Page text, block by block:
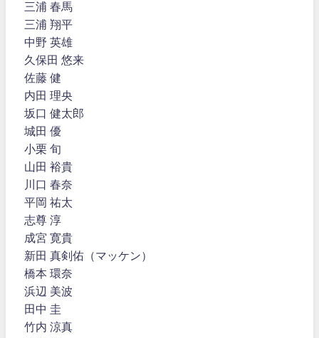
三浦 春馬
三浦 翔平
中野 英雄
久保田 悠来
佐藤 健
内田 理央
坂口 健太郎
城田 優
小栗 旬
山田 裕貴
川口 春奈
平岡 祐太
志尊 淳
成宮 寛貴
新田 真剣佑（マッケン）
橋本 環奈
浜辺 美波
田中 圭
竹内 涼真